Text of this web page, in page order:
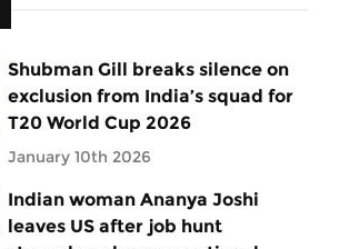
Shubman Gill breaks silence on
exclusion from India’s squad for
T20 World Cup 2026
January 10th 2026
Indian woman Ananya Joshi
leaves US after job hunt